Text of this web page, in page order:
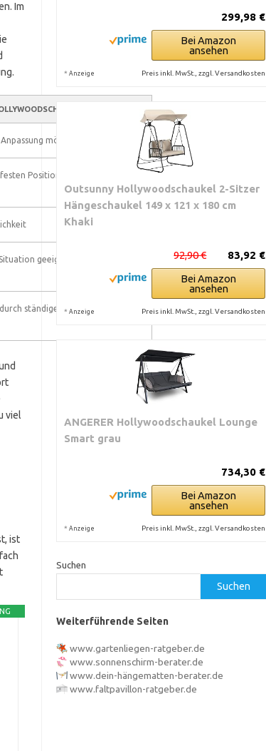
Im
möglich
Position des Daches
geeignet
ständige Sonnenexposition
viel
ist
299,98 €
Bei Amazon
ansehen
* Anzeige Preis inkl. MwSt., zzgl. Versandkosten
Outsunny Hollywoodschaukel 2-Sitzer
Hängeschaukel 149 x 121 x 180 cm
Khaki
83,92 €
92,90 €
Bei Amazon
ansehen
* Anzeige Preis inkl. MwSt., zzgl. Versandkosten
ANGERER Hollywoodschaukel Lounge
Smart grau
734,30 €
Bei Amazon
ansehen
* Anzeige Preis inkl. MwSt., zzgl. Versandkosten
Suchen
Suchen
Weiterführende Seiten
www.gartenliegen-ratgeber.de
www.sonnenschirm-berater.de
www.dein-hängematten-berater.de
www.faltpavillon-ratgeber.de